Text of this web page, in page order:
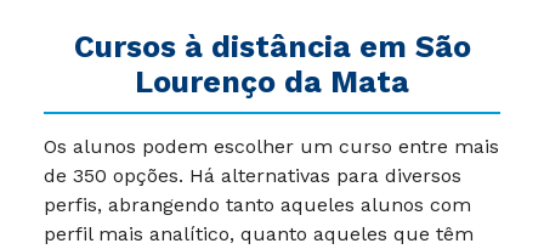
Cursos à distância em São
Lourenço da Mata
Os alunos podem escolher um curso entre mais
de 350 opções. Há alternativas para diversos
perfis, abrangendo tanto aqueles alunos com
perfil mais analítico, quanto aqueles que têm